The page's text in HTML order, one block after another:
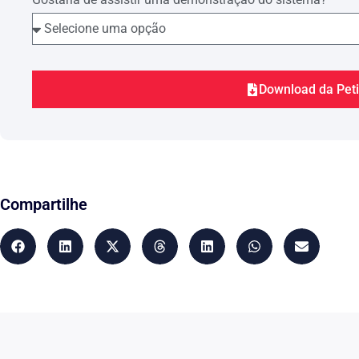
Download da
Compartilhe